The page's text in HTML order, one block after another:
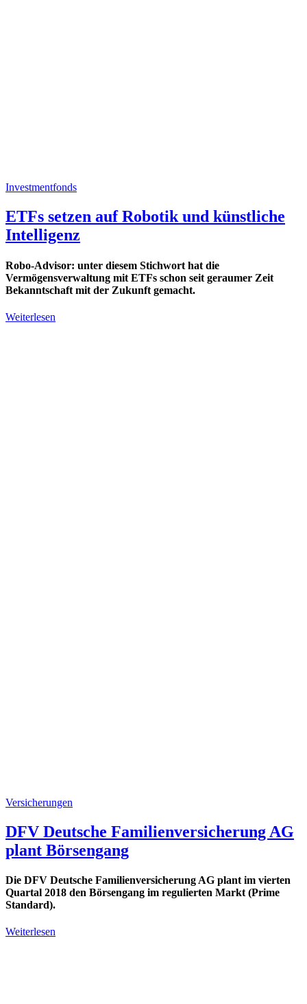
Investmentfonds
ETFs setzen auf Robotik und künstliche
Intelligenz
Robo-Advisor: unter diesem Stichwort hat die
Vermögensverwaltung mit ETFs schon seit geraumer Zeit
Bekanntschaft mit der Zukunft gemacht.
Weiterlesen
Versicherungen
DFV Deutsche Familienversicherung AG
plant Börsengang
Die DFV Deutsche Familienversicherung AG plant im vierten
Quartal 2018 den Börsengang im regulierten Markt (Prime
Standard).
Weiterlesen